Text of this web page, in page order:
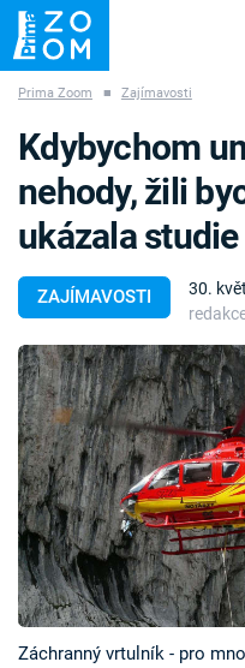
ZÁHADY VETŘELCI
Témata
Témata
Pořady
TV Program
Časopis
Sledujte prima+
Prima Zoom ■ Zajímavosti
ZAJÍMAVOSTI
30.
Kdybychom
nehody, žili
ukázala studie
Záchranný vrtulník - pro